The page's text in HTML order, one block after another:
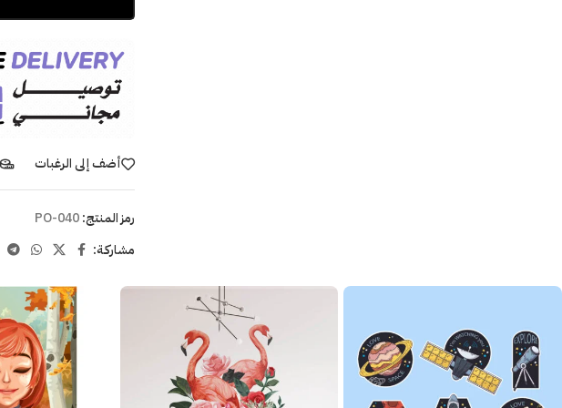
أضف إلى الرغبات
رمز المنتج:PO-040
مشاركـة: